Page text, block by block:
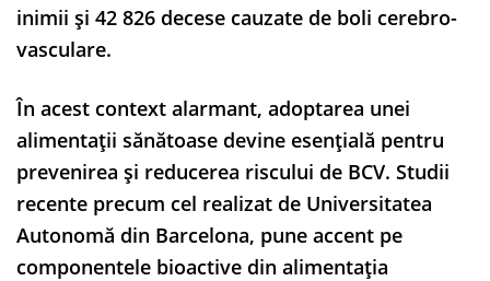
inimii şi 42 826 decese cauzate de boli cerebro-
vasculare.
În acest context alarmant, adoptarea unei
alimentații sănătoase devine esențială pentru
prevenirea și reducerea riscului de BCV. Studii
recente precum cel realizat de Universitatea
Autonomă din Barcelona, pune accent pe
componentele bioactive din alimentația